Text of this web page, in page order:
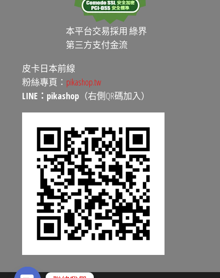
本平台交易採用 綠界
第三方支付金流
皮卡日本前線
粉絲專頁： pikashop.tw
LINE：pikashop （右側QR碼加入）